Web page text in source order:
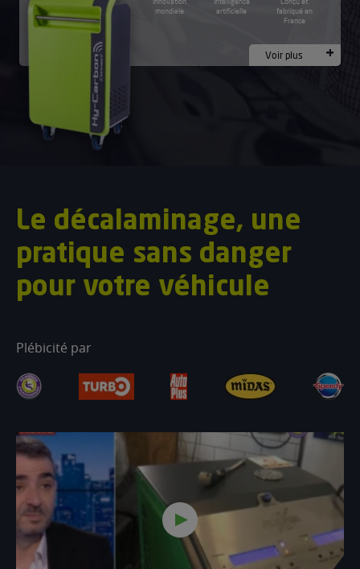
–
mondiale
artificielle
fabriqué en
France
Voir plus
Le décalaminage, une
pratique sans danger
pour votre véhicule
Plébicité par